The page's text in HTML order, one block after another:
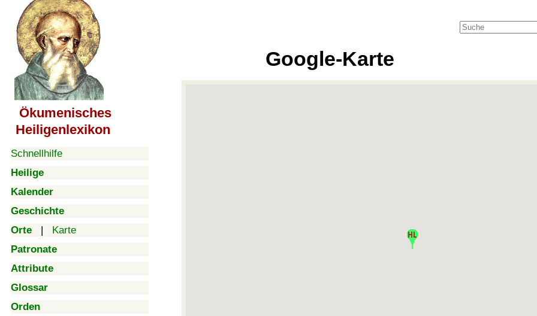
Ökumenisches
Heiligenlexikon
Schnellhilfe
Heilige
Kalender
Geschichte
Orte | Karte
Patronate
Attribute
Glossar
Orden
Google-Karte